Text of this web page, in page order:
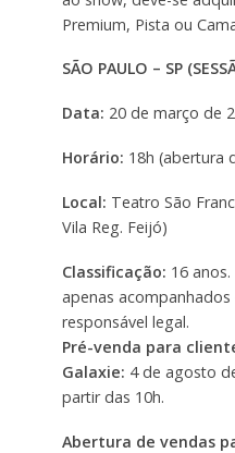
Premium, Pista ou
SÃO PAULO – SP
Data: 20 de março de
Horário: 18h (abertura
Local: Teatro São
Vila Reg. Feijó)
Classificação: 16
apenas
responsável legal.
Pré-venda para
Galaxie: 4 de agosto
partir das 10h.
Abertura de vendas